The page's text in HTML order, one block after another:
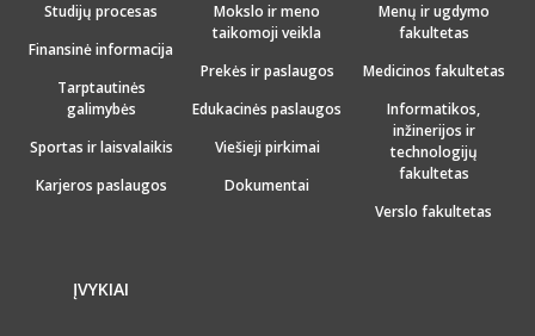
Studijų procesas
Finansinė informacija
Tarptautinės
galimybės
Sportas ir laisvalaikis
Karjeros paslaugos
Mokslo ir meno
taikomoji veikla
Prekės ir paslaugos
Edukacinės paslaugos
Viešieji pirkimai
Dokumentai
Menų ir ugdymo
fakultetas
Medicinos fakultetas
Informatikos,
inžinerijos ir
technologijų
fakultetas
Verslo fakultetas
ĮVYKIAI